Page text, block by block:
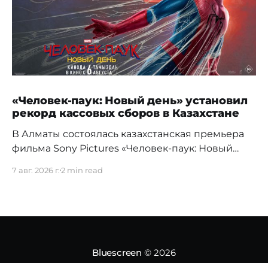
«Человек-паук: Новый день» установил
рекорд кассовых сборов в Казахстане
В Алматы состоялась казахстанская премьера
фильма Sony Pictures «Человек-паук: Новый
установила новый абсолютный рекорд
августа в кинотеатре Chaplin Cinemas в ТРЦ
приключение Питера Паркера после
7 авг. 2026 г.2 min read
Bluescreen © 2026